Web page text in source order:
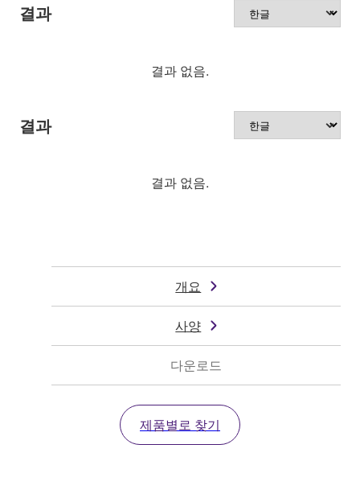
결과
결과 없음.
결과
결과 없음.
개요
사양
다운로드
제품별로 찾기